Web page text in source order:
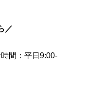
／
間：平日9:00-